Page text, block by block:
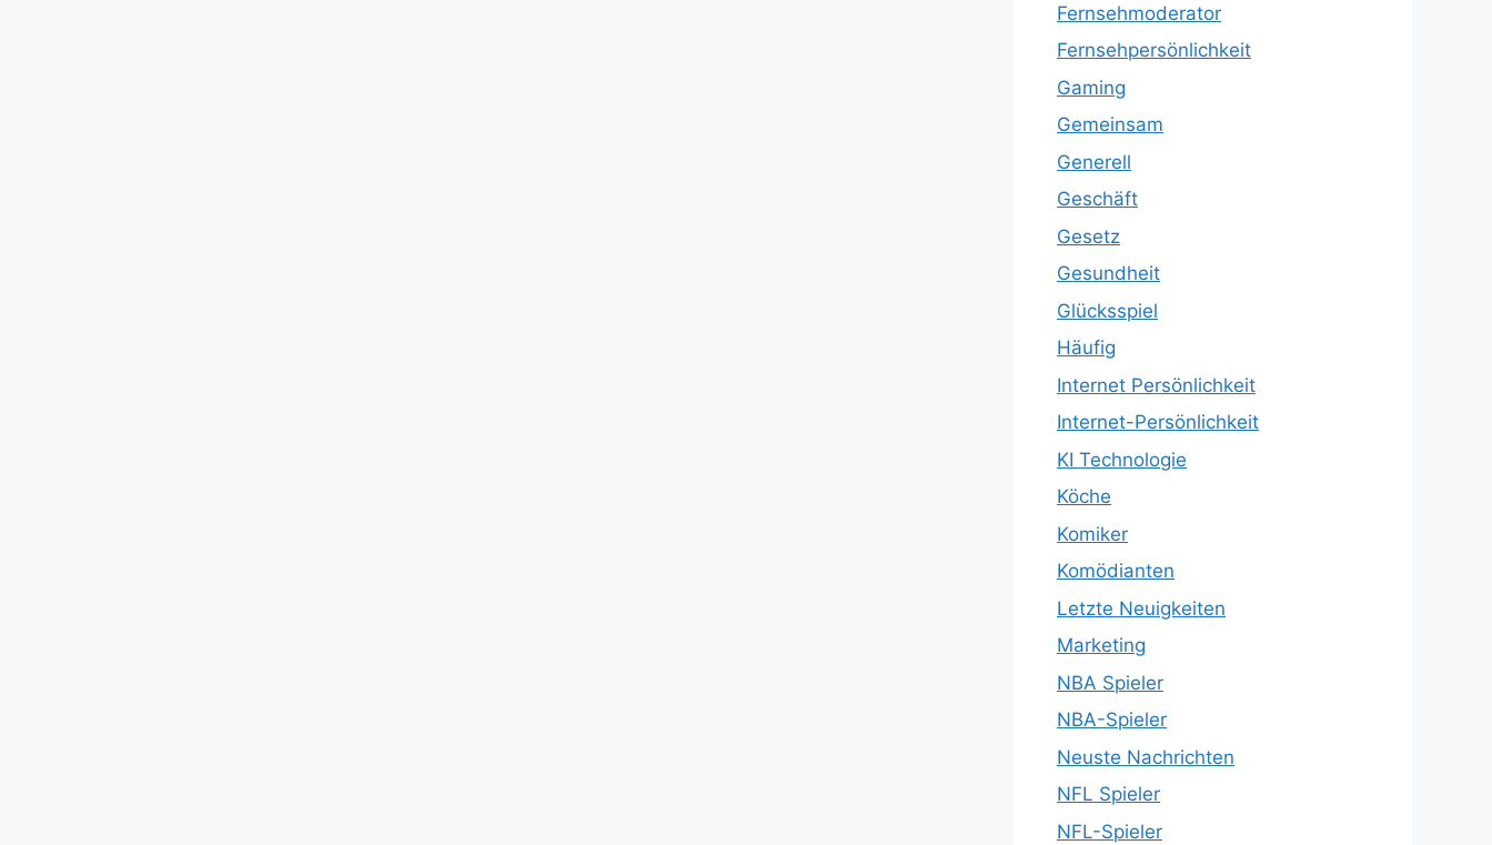
Fernsehmoderator
Fernsehpersönlichkeit
Gaming
Gemeinsam
Generell
Geschäft
Gesetz
Gesundheit
Glücksspiel
Häufig
Internet Persönlichkeit
Internet-Persönlichkeit
KI Technologie
Köche
Komiker
Komödianten
Letzte Neuigkeiten
Marketing
NBA Spieler
NBA-Spieler
Neuste Nachrichten
NFL Spieler
NFL-Spieler